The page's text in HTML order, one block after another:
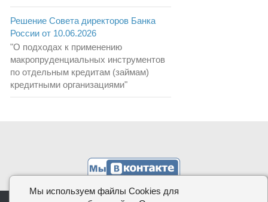
Решение Совета директоров Банка
России от 10.06.2026
"О подходах к применению
макропруденциальных инструментов
по отдельным кредитам (займам)
кредитными организациями"
Мы используем файлы Cookies для